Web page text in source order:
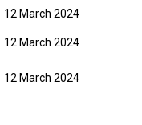
12 March 2024
12 March 2024
12 March 2024